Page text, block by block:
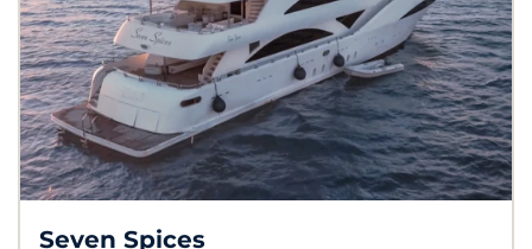
Seven Spices